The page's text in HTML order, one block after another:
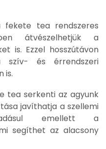
fekete tea rendszeres
átvészelhetjük a
is. Ezzel hosszútávon
szív- és érrendszeri
is.
tea serkenti az agyunk
javíthatja a szellemi
emellett a
segíthet az alacsony